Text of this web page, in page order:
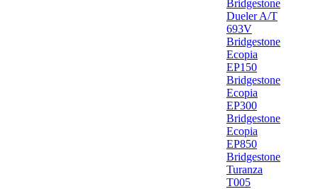
Bridgestone
Dueler A/T
693V
Bridgestone
Ecopia
EP150
Bridgestone
Ecopia
EP300
Bridgestone
Ecopia
EP850
Bridgestone
Turanza
T005